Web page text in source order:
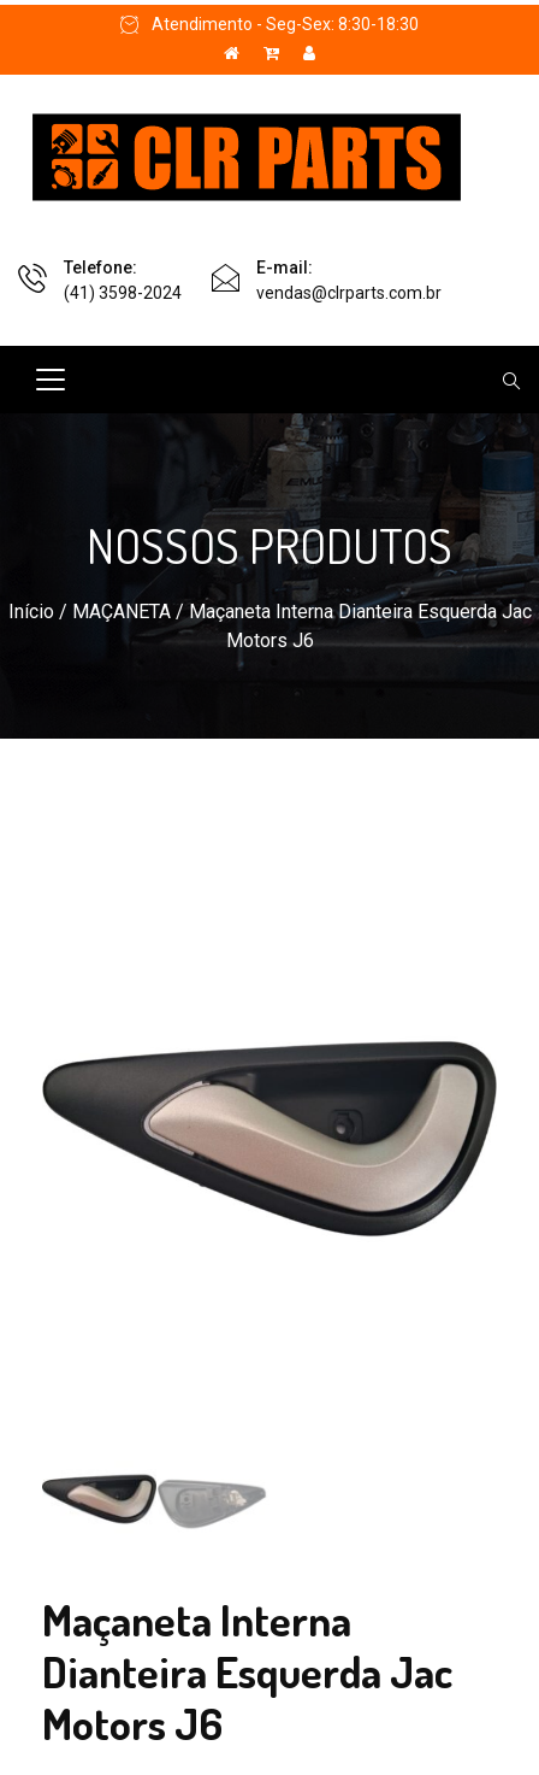
Atendimento - Seg-Sex: 8:30-18:30
Telefone:
(41) 3598-2024
E-mail:
vendas@clrparts.com.br
NOSSOS PRODUTOS
Início/ MAÇANETA/ Maçaneta Interna Dianteira Esquerda Jac
Motors J6
Maçaneta Interna
Dianteira Esquerda Jac
Motors J6